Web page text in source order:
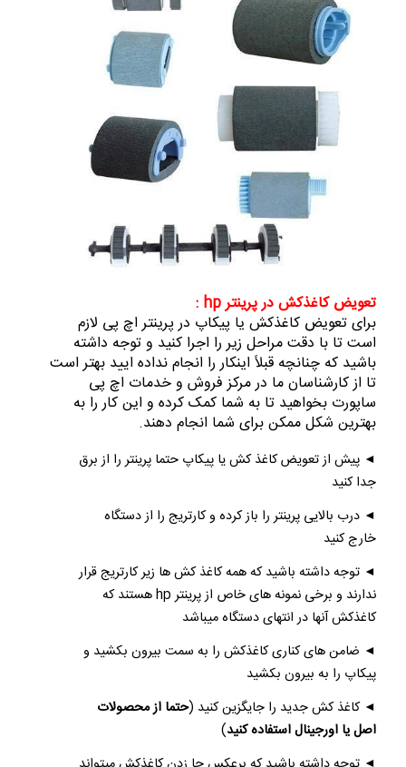
تعویض کاغذکش درپرینتر hp
:
برای تعویض کاغذکش یا پیکاپ در پرینتر اچ پی لازم
است تا با دقت مراحل زیر را اجرا کنید و توجه داشته
باشید که چنانچه قبلاً اینکار را انجام نداده ایید بهتر است
تا از کارشناسان ما در مرکز فروش و خدمات اچ پی
ساپورت بخواهید تا به شما کمک کرده و این کار را به
بهترین شکل ممکن برای شما انجام دهند.
◄ پیش از تعویض کاغذ کش یا پیکاپ حتما پرینتر را از برق
جدا کنید
◄ درب بالایی پرینتر را باز کرده و کارتریج را از دستگاه
خارج کنید
◄ توجه داشته باشید که همه کاغذ کش ها زیر کارتریج قرار
ندارند و برخی نمونه های خاص از پرینتر hp هستند که
کاغذکش آنها در انتهای دستگاه میباشد
◄ ضامن های کناری کاغذکش را به سمت بیرون بکشید و
پیکاپ را به بیرون بکشید
◄ کاغذ کش جدید را جایگزین کنید (حتما از محصولات
اصل یا اورجینال استفاده کنید)